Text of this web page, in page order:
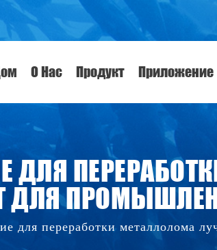
О Нас Продукт Приложение
ДЛЯ
ДЛЯ
для переработки металлолома